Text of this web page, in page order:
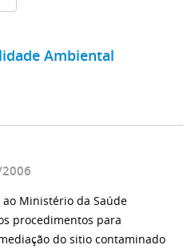
Ambiental
Ministério da Saúde
procedimentos para
do sitio contaminado